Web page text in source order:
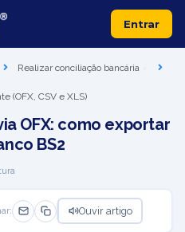
Entrar
Realizar conciliação bancária
(OFX, CSV e XLS)
OFX: como exportar
BS2
Ouvir artigo